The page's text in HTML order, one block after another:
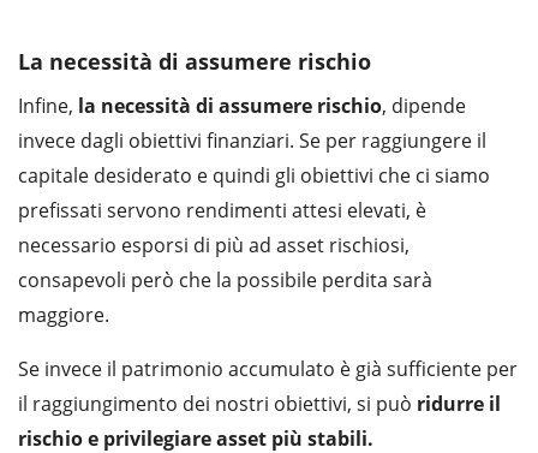
La necessità di assumere rischio
Infine, la necessità di assumere rischio, dipende
invece dagli obiettivi finanziari. Se per raggiungere il
capitale desiderato e quindi gli obiettivi che ci siamo
prefissati servono rendimenti attesi elevati, è
necessario esporsi di più ad asset rischiosi,
consapevoli però che la possibile perdita sarà
maggiore.
Se invece il patrimonio accumulato è già sufficiente per
il raggiungimento dei nostri obiettivi, si può ridurre il
rischio e privilegiare asset più stabili.